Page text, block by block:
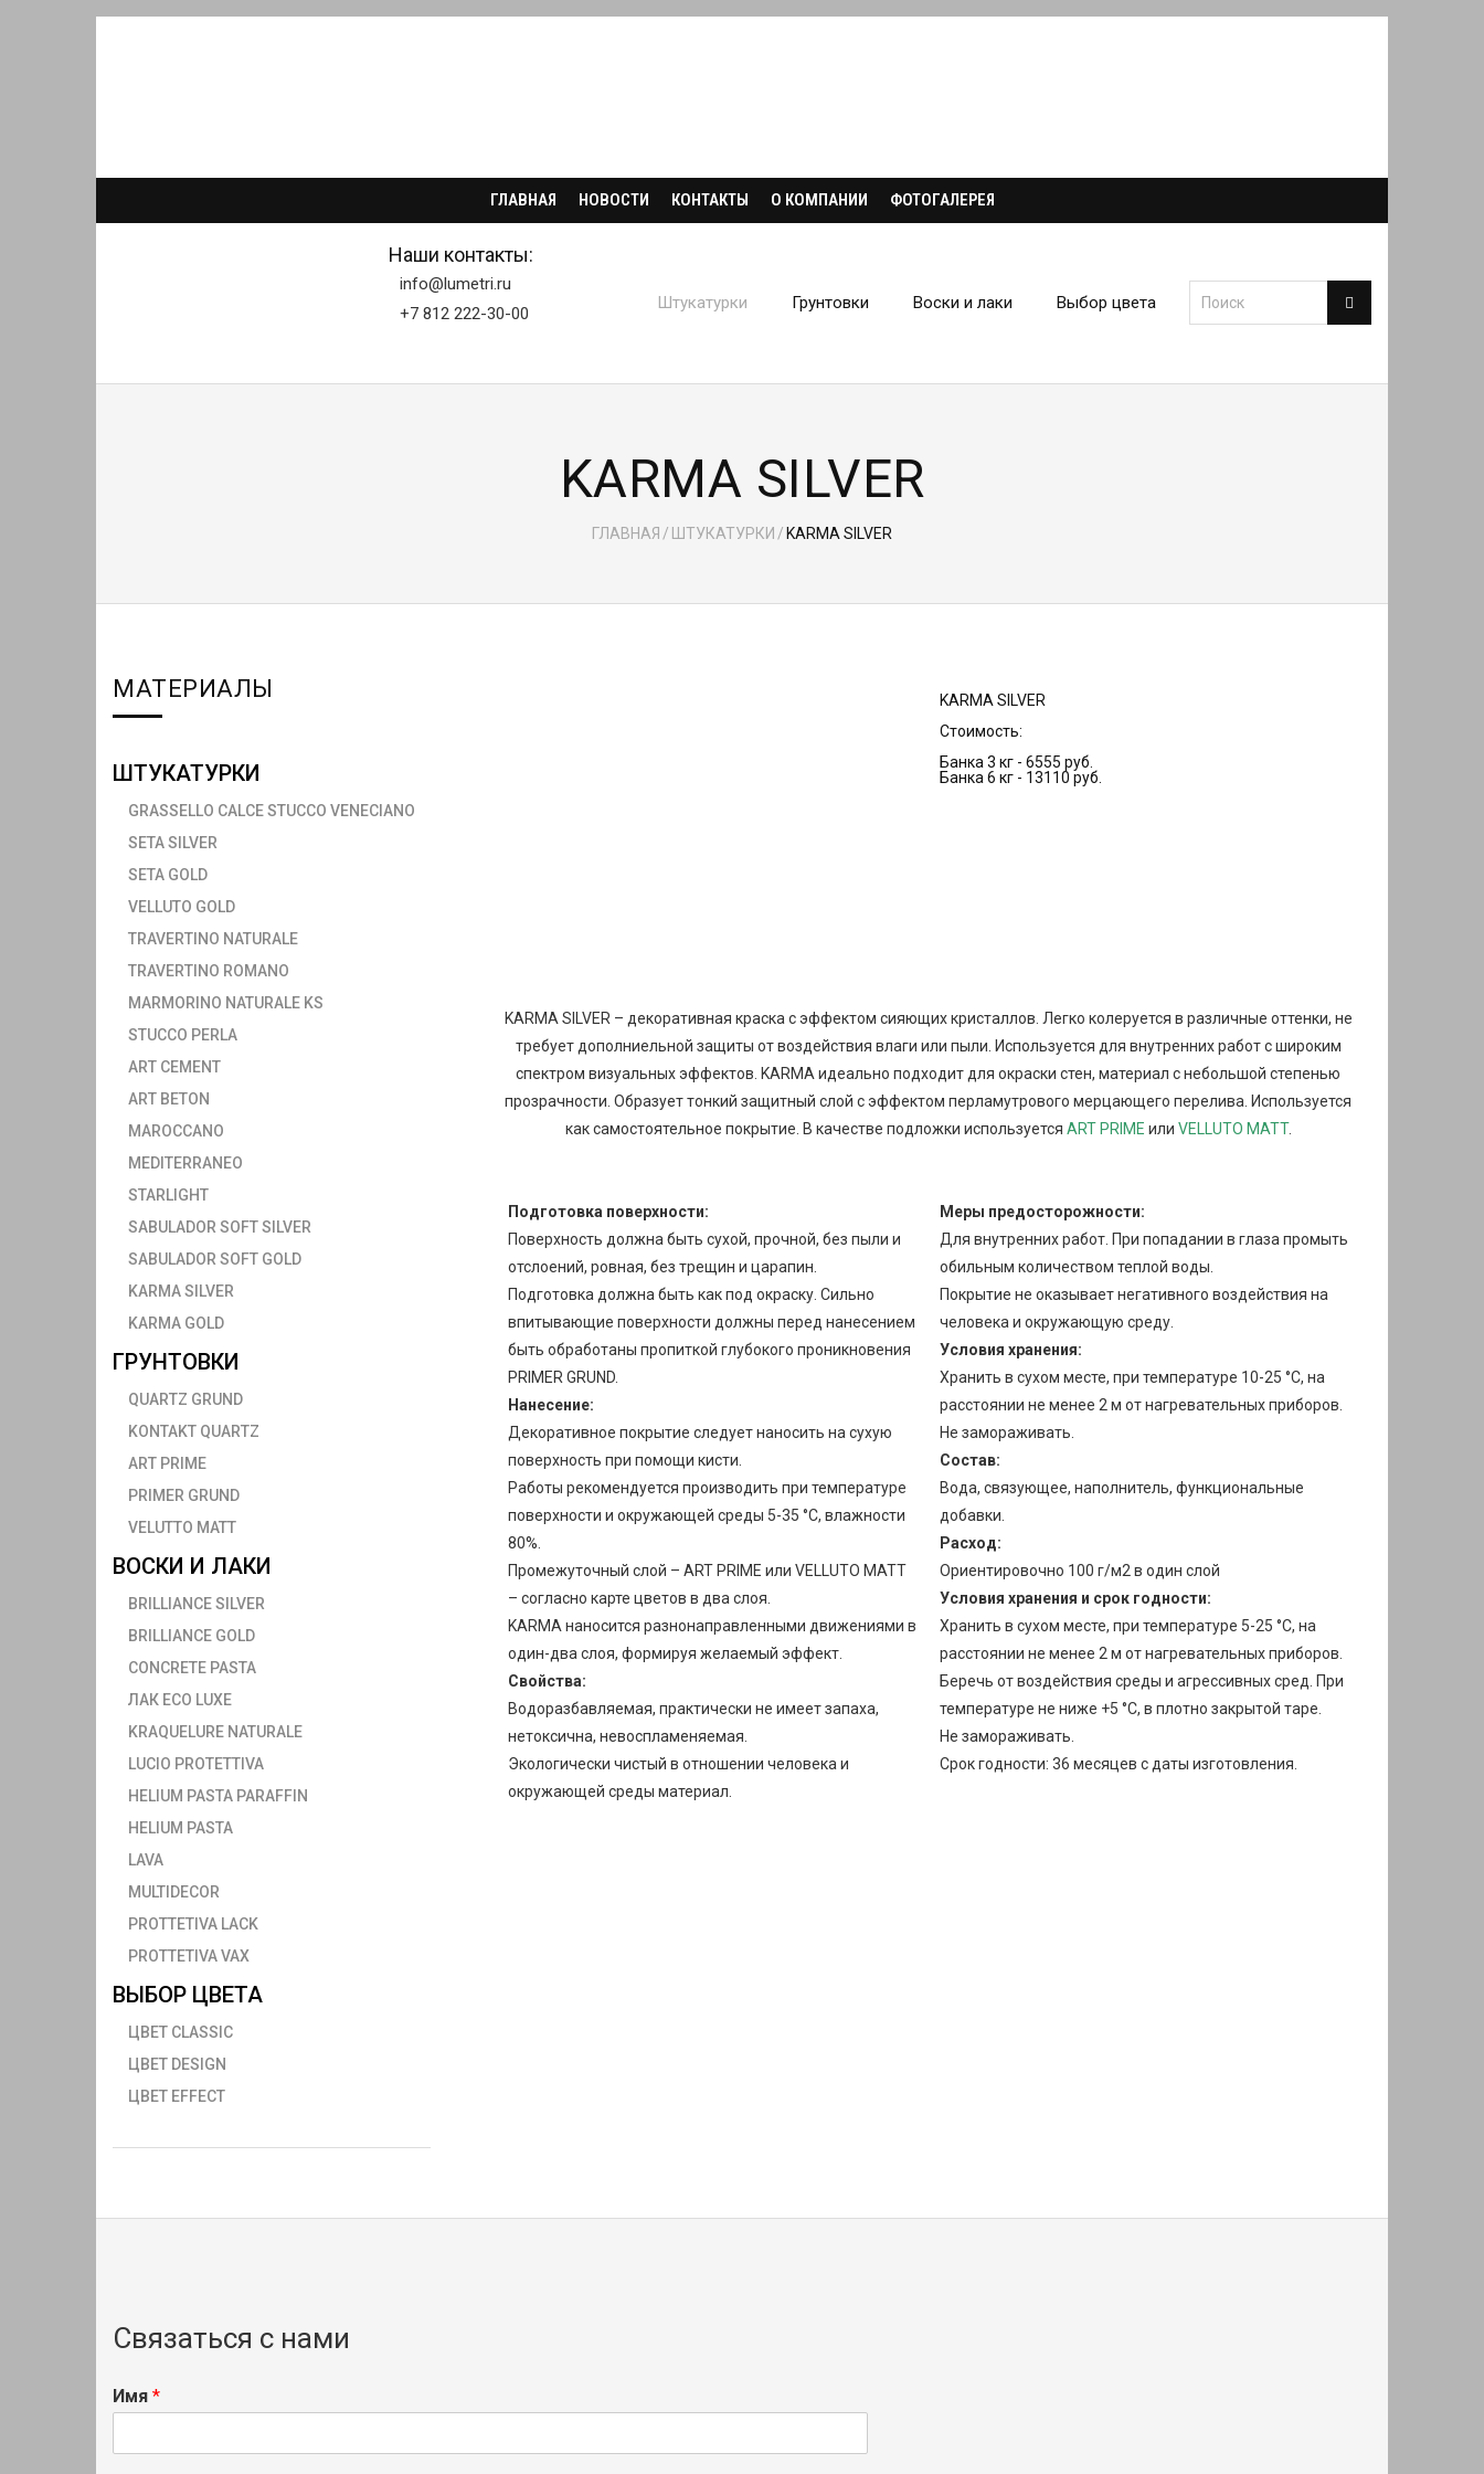
ГЛАВНАЯ НОВОСТИ КОНТАКТЫ О КОМПАНИИ ФОТОГАЛЕРЕЯ
Наши контакты:
info@lumetri.ru
+7 812 222-30-00
Штукатурки Грунтовки Воски и лаки Выбор цвета
KARMA SILVER
ГЛАВНАЯ / ШТУКАТУРКИ / KARMA SILVER
KARMA SILVER
Стоимость:
Банка 3 кг - 6555 руб.
Банка 6 кг - 13110 руб.
KARMA SILVER – декоративная краска с эффектом сияющих кристаллов. Легко колеруется в различные оттенки, не
требует дополниельной защиты от воздействия влаги или пыли. Используется для внутренних работ с широким
спектром визуальных эффектов. KARMA идеально подходит для окраски стен, материал с небольшой степенью
прозрачности. Образует тонкий защитный слой с эффектом перламутрового мерцающего перелива. Используется
как самостоятельное покрытие. В качестве подложки используется ART PRIME или VELLUTO MATT.
Подготовка поверхности:
Поверхность должна быть сухой, прочной, без пыли и
отслоений, ровная, без трещин и царапин.
Подготовка должна быть как под окраску. Сильно
впитывающие поверхности должны перед нанесением
быть обработаны пропиткой глубокого проникновения
PRIMER GRUND.
Нанесение:
Декоративное покрытие следует наносить на сухую
поверхность при помощи кисти.
Работы рекомендуется производить при температуре
поверхности и окружающей среды 5-35 °С, влажности
80%.
Промежуточный слой – ART PRIME или VELLUTO MATT
– согласно карте цветов в два слоя.
KARMA наносится разнонаправленными движениями в
один-два слоя, формируя желаемый эффект.
Свойства:
Водоразбавляемая, практически не имеет запаха,
нетоксична, невоспламеняемая.
Экологически чистый в отношении человека и
окружающей среды материал.
Меры предосторожности:
Для внутренних работ. При попадании в глаза промыть
обильным количеством теплой воды.
Покрытие не оказывает негативного воздействия на
человека и окружающую среду.
Условия хранения:
Хранить в сухом месте, при температуре 10-25 °С, на
расстоянии не менее 2 м от нагревательных приборов.
Не замораживать.
Состав:
Вода, связующее, наполнитель, функциональные
добавки.
Расход:
Ориентировочно 100 г/м2 в один слой
Условия хранения и срок годности:
Хранить в сухом месте, при температуре 5-25 °С, на
расстоянии не менее 2 м от нагревательных приборов.
Беречь от воздействия среды и агрессивных сред. При
температуре не ниже +5 °С, в плотно закрытой таре.
Не замораживать.
Срок годности: 36 месяцев с даты изготовления.
МАТЕРИАЛЫ
ШТУКАТУРКИ
GRASSELLO CALCE STUCCO VENECIANO
SETA SILVER
SETA GOLD
VELLUTO GOLD
TRAVERTINO NATURALE
TRAVERTINO ROMANO
MARMORINO NATURALE KS
STUCCO PERLA
ART CEMENT
ART BETON
MAROCCANO
MEDITERRANEO
STARLIGHT
SABULADOR SOFT SILVER
SABULADOR SOFT GOLD
KARMA SILVER
KARMA GOLD
ГРУНТОВКИ
QUARTZ GRUND
KONTAKT QUARTZ
ART PRIME
PRIMER GRUND
VELUTTO MATT
ВОСКИ И ЛАКИ
BRILLIANCE SILVER
BRILLIANCE GOLD
CONCRETE PASTA
ЛАК ECO LUXE
KRAQUELURE NATURALE
LUCIO PROTETTIVA
HELIUM PASTA PARAFFIN
HELIUM PASTA
LAVA
MULTIDECOR
PROTTETIVA LACK
PROTTETIVA VAX
ВЫБОР ЦВЕТА
ЦВЕТ CLASSIC
ЦВЕТ DESIGN
ЦВЕТ EFFECT
Связаться с нами
Имя *